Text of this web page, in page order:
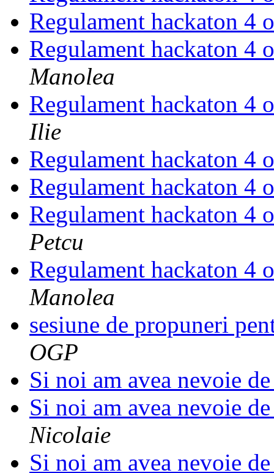
Regulament hackaton 4
Regulament hackaton 4
Manolea
Regulament hackaton 4
Ilie
Regulament hackaton 4
Regulament hackaton 4
Regulament hackaton 4
Petcu
Regulament hackaton 4
Manolea
sesiune de propuneri
OGP
Si noi am avea nevoie
Si noi am avea nevoie
Nicolaie
Si noi am avea nevoie